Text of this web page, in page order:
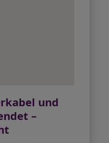
und
–